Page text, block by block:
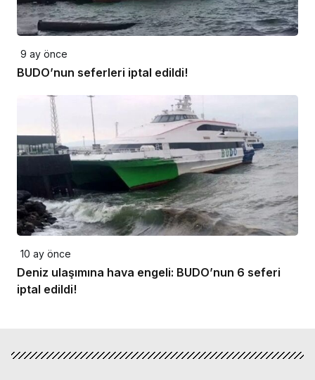
9 ay önce
BUDO’nun seferleri iptal edildi!
10 ay önce
Deniz ulaşımına hava engeli: BUDO’nun 6 seferi
iptal edildi!